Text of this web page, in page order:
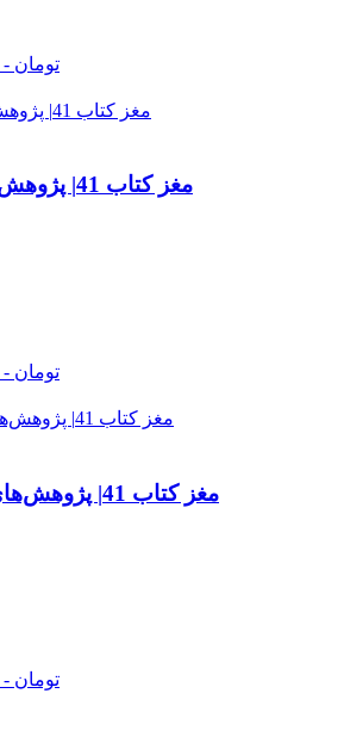
400,000 تومان -
مغز کتاب 41| پژوهش‌های فلسفی | آنلاین
500,000 تومان -
مغز کتاب 41| پژوهش‌های فلسفی | حضوری
500,000 تومان -